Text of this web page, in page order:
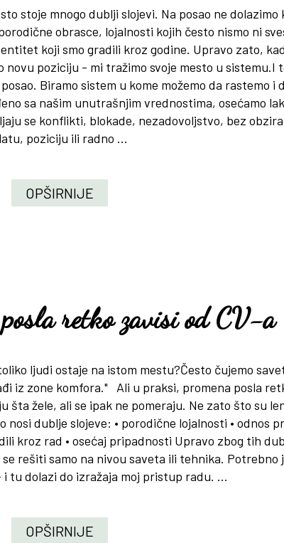
stoje mnogo dublji slojevi. Na posao ne dolazimo
obrasce, lojalnosti kojih često nismo ni
koji smo gradili kroz godine. Upravo zato,
novu poziciju - mi tražimo svoje mesto u sistemu.I
Biramo sistem u kome možemo da rastemo i
sa našim unutrašnjim vrednostima, osećamo
se konflikti, blokade, nezadovoljstvo, bez
poziciju ili radno ...
OPŠIRNIJE
retko zavisi od CV-a
ljudi ostaje na istom mestu?Često čujemo
iz zone komfora." Ali u praksi, promena posla
šta žele, ali se ipak ne pomeraju. Ne zato što su
dublje slojeve: • porodične lojalnosti • odnos
kroz rad • osećaj pripadnosti Upravo zbog tih
rešiti samo na nivou saveta ili tehnika. Potrebno
tu dolazi do izražaja moj pristup radu. ...
OPŠIRNIJE